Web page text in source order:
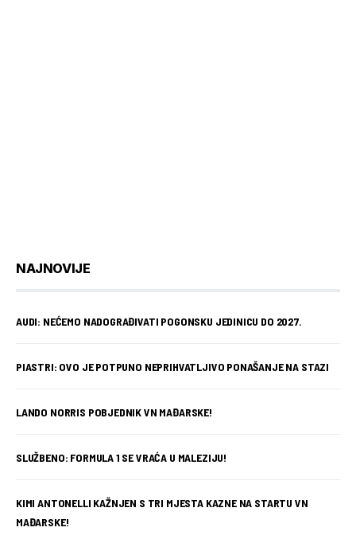
NAJNOVIJE
AUDI: NEĆEMO NADOGRAĐIVATI POGONSKU JEDINICU DO 2027.
PIASTRI: OVO JE POTPUNO NEPRIHVATLJIVO PONAŠANJE NA STAZI
LANDO NORRIS POBJEDNIK VN MAĐARSKE!
SLUŽBENO: FORMULA 1 SE VRAĆA U MALEZIJU!
KIMI ANTONELLI KAŽNJEN S TRI MJESTA KAZNE NA STARTU VN
MAĐARSKE!